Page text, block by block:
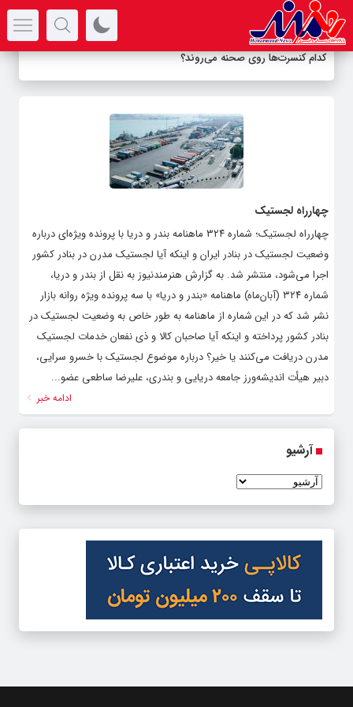
کدام کنسرت‌ها روی صحنه می‌روند؟
چهارراه لجستیک
چهارراه لجستیک؛ شماره ۳۲۴ ماهنامه بندر و دریا با پرونده ویژه‌ای درباره
وضعیت لجستیک در بنادر ایران و اینکه آیا لجستیک مدرن در بنادر کشور
اجرا می‌شود، منتشر شد. به گزارش هنرمندنیوز به نقل از بندر و دریا،
شماره ۳۲۴ (آبان‌ماه) ماهنامه «بندر و دریا» با سه پرونده ویژه روانه بازار
نشر شد که در این شماره از ماهنامه به طور خاص به وضعیت لجستیک در
بنادر کشور پرداخته و اینکه آیا صاحبان کالا و ذی نفعان خدمات لجستیک
مدرن دریافت می‌کنند یا خیر؟ در‌باره موضوع لجستیک با خسرو سرایی،
دبیر هیأت اندیشه‌ورز جامعه دریایی و بندری، علیرضا ساطعی عضو...
ادامه خبر
آرشیو